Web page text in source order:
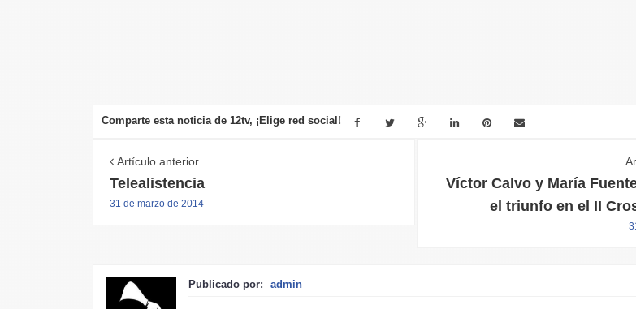
Comparte esta noticia de 12tv, ¡Elige red social!
Artículo anterior
Telealistencia
31 de marzo de 2014
Víctor Calvo y María
el triunfo en el II
Publicado por: admin